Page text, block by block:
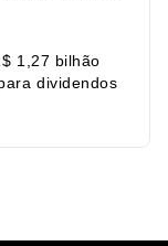
1,27 bilhão
dividendos